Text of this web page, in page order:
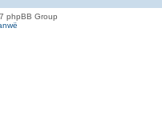
phpBB Group